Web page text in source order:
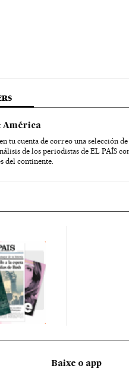
América
tu cuenta de correo una selección
de los periodistas de EL PAÍS
del continente.
Baixe o app